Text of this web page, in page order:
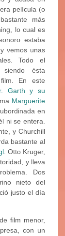
película (o
más
lo cual es
estaba
vemos unas
Todo el
ésta
En este
Garth y su
Marguerite
en
ni se entera.
y Churchill
bastante al
. Otto Kruger,
y lleva
Dos
nieto del
justo el día
film menor,
con un